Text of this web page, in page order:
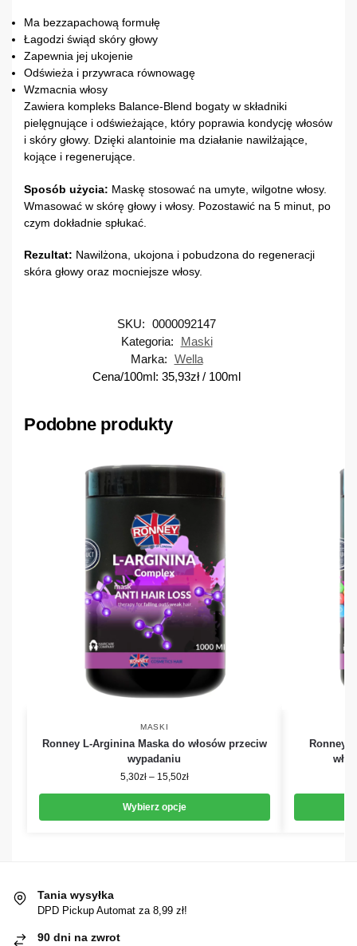
Ma bezzapachową formułę
Łagodzi świąd skóry głowy
Zapewnia jej ukojenie
Odświeża i przywraca równowagę
Wzmacnia włosy
Zawiera kompleks Balance-Blend bogaty w składniki
pielęgnujące i odświeżające, który poprawia kondycję włosów
i skóry głowy. Dzięki alantoinie ma działanie nawilżające,
kojące i regenerujące.
Sposób użycia: Maskę stosować na umyte, wilgotne włosy.
Wmasować w skórę głowy i włosy. Pozostawić na 5 minut, po
czym dokładnie spłukać.
Rezultat: Nawilżona, ukojona i pobudzona do regeneracji
skóra głowy oraz mocniejsze włosy.
SKU: 0000092147
Kategoria:
Maski
Marka: Wella
Cena/100ml: 35,93zł/ 100ml
Podobne produkty
MASKI
Ronney L-Arginina Maska do włosów przeciw
wypadaniu
5,30zł – 15,50zł
Wybierz opcje
Ronney
Tania wysyłka
DPD Pickup Automat za 8,99 zł!
90 dni na zwrot